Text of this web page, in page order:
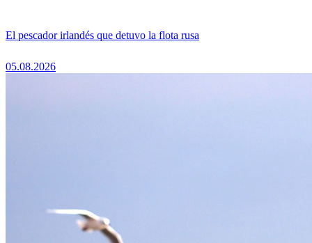
El pescador irlandés que detuvo la flota rusa
05.08.2026